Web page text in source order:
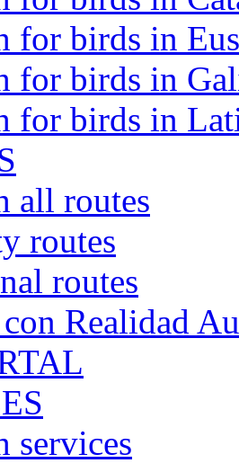
for birds in
for birds in
for birds in
all routes
routes
routes
Realidad
services